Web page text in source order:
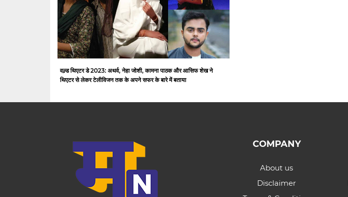
वल्र्ड थिएटर डे 2023: अथर्व, नेहा जोशी, कामना पाठक और आसिफ शेख ने
थिएटर से लेकर टेलीविजन तक के अपने सफर के बारे में बताया
COMPANY
About us
Disclaimer